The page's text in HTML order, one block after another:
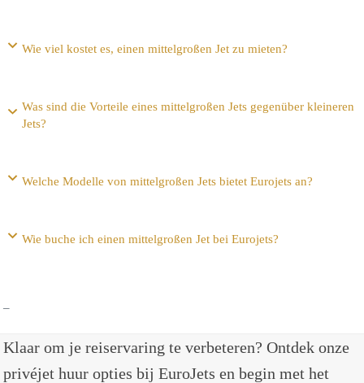
Wie viel kostet es, einen mittelgroßen Jet zu mieten?
Was sind die Vorteile eines mittelgroßen Jets gegenüber kleineren
Jets?
Welche Modelle von mittelgroßen Jets bietet Eurojets an?
Wie buche ich einen mittelgroßen Jet bei Eurojets?
–
Klaar om je reiservaring te verbeteren? Ontdek onze
privéjet huur opties bij EuroJets en begin met het